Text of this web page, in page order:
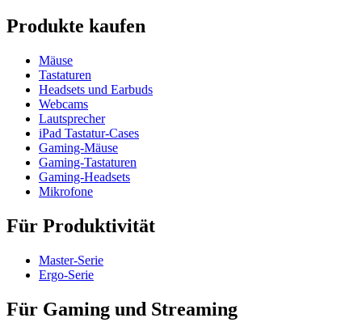
Produkte kaufen
Mäuse
Tastaturen
Headsets und Earbuds
Webcams
Lautsprecher
iPad Tastatur-Cases
Gaming-Mäuse
Gaming-Tastaturen
Gaming-Headsets
Mikrofone
Für Produktivität
Master-Serie
Ergo-Serie
Für Gaming und Streaming